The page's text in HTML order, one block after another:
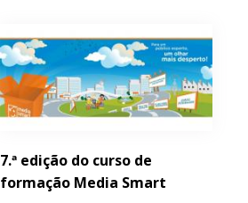
7.ª edição do curso de
formação Media Smart